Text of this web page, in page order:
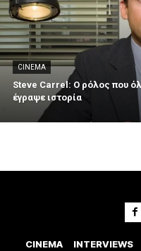
CINEMA
Steve Carrel: Ο ρόλος που
έγραψε ιστορία
CINEMA INTERVIEWS